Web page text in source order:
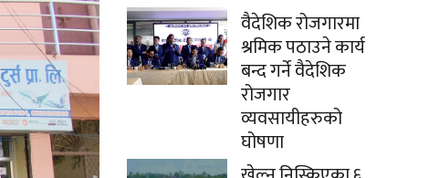
वैदेशिक रोजगारमा
श्रमिक पठाउने कार्य
बन्द गर्ने वैदेशिक
रोजगार
व्यवसायीहरुको
घोषणा